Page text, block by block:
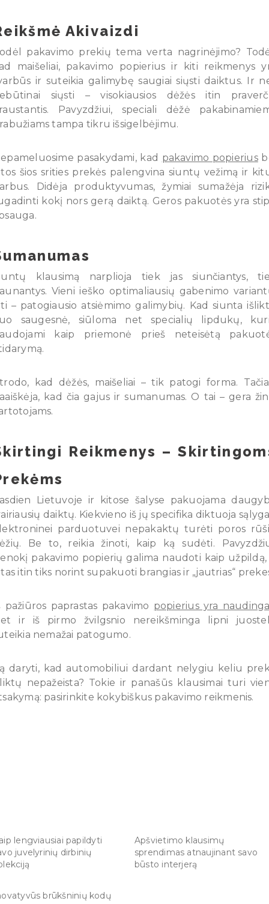
Akivaizdi
pakavimo prekių tema verta nagrinėjimo?
maišeliai, pakavimo popierius ir kiti reikmenys
ir suteikia galimybę saugiai siųsti daiktus. Ir
siųsti – visokiausios dėžės itin
Pavyzdžiui, speciali dėžė
tampa tikru išsigelbėjimu.
pasakydami, kad pakavimo popierius
šios srities prekės palengvina siuntų vežimą ir
Didėja produktyvumas, žymiai sumažėja
kokį nors gerą daiktą. Geros pakuotės yra
klausimą narplioja tiek jas siunčiantys,
Vieni ieško optimaliausių gabenimo
– patogiausio atsiėmimo galimybių. Kad siunta
saugesnė, siūloma net specialių lipdukų,
kaip priemonė prieš neteisėtą
kad dėžės, maišeliai – tik patogi forma.
kad čia gajus ir sumanumas. O tai – gera
Reikmenys –
Lietuvoje ir kitose šalyse pakuojama
daiktų. Kiekvieno iš jų specifika diktuoja
parduotuvei nepakaktų turėti poros
Be to, reikia žinoti, kaip ką sudėti.
pakavimo popierių galima naudoti kaip užpildą,
itin tiks norint supakuoti brangias ir „jautrias“
pažiūros paprastas pakavimo popierius yra
ir iš pirmo žvilgsnio nereikšminga lipni
nemažai patogumo.
daryti, kad automobiliui dardant nelygiu keliu
nepažeista? Tokie ir panašūs klausimai turi
pasirinkite kokybiškus pakavimo reikmenis.
lengviausiai papildyti
juvelyrinių dirbinių
Apšvietimo klausimų
sprendimas atnaujinant savo
būsto interjerą
brūkšninių kodų